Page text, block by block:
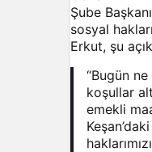
Şube
sosyal
Erkut, şu
“Bugün
koşullar
emekli